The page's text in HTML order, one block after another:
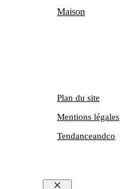
Maison
Tendanceandco
Plan du site
Mentions légales